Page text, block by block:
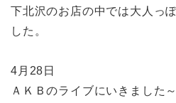
下北沢のお店の中では大人っ
した。
4月28日
ＡＫＢのライブにいきました～